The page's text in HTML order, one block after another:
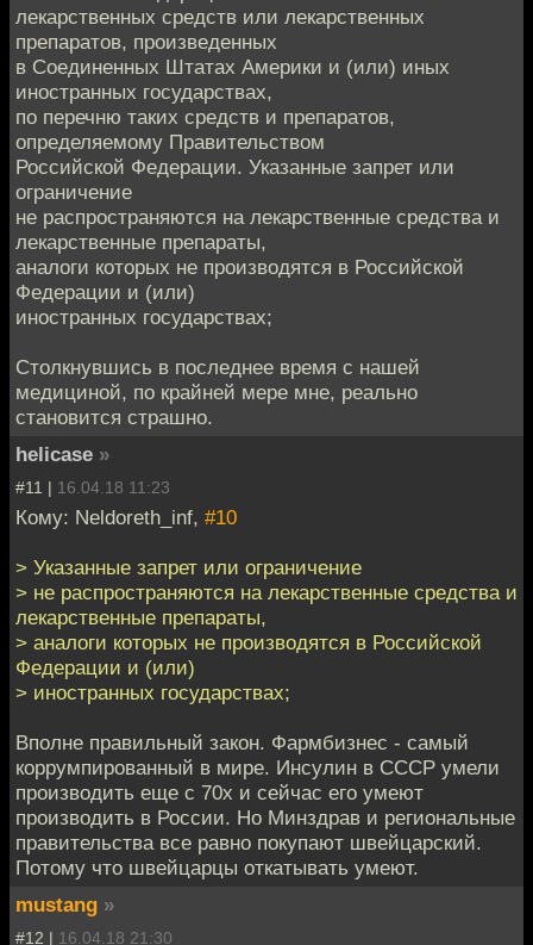
лекарственных средств или лекарственных
препаратов, произведенных
в Соединенных Штатах Америки и (или) иных
иностранных государствах,
по перечню таких средств и препаратов,
определяемому Правительством
Российской Федерации. Указанные запрет или
ограничение
не распространяются на лекарственные средства и
лекарственные препараты,
аналоги которых не производятся в Российской
Федерации и (или)
иностранных государствах;
Столкнувшись в последнее время с нашей
медициной, по крайней мере мне, реально
становится страшно.
helicase »
#11 | 16.04.18 11:23
Кому: Neldoreth_inf, #10
> Указанные запрет или ограничение
> не распространяются на лекарственные средства и
лекарственные препараты,
> аналоги которых не производятся в Российской
Федерации и (или)
> иностранных государствах;
Вполне правильный закон. Фармбизнес - самый
коррумпированный в мире. Инсулин в СССР умели
производить еще с 70х и сейчас его умеют
производить в России. Но Минздрав и региональные
правительства все равно покупают швейцарский.
Потому что швейцарцы откатывать умеют.
mustang »
#12 | 16.04.18 21:30